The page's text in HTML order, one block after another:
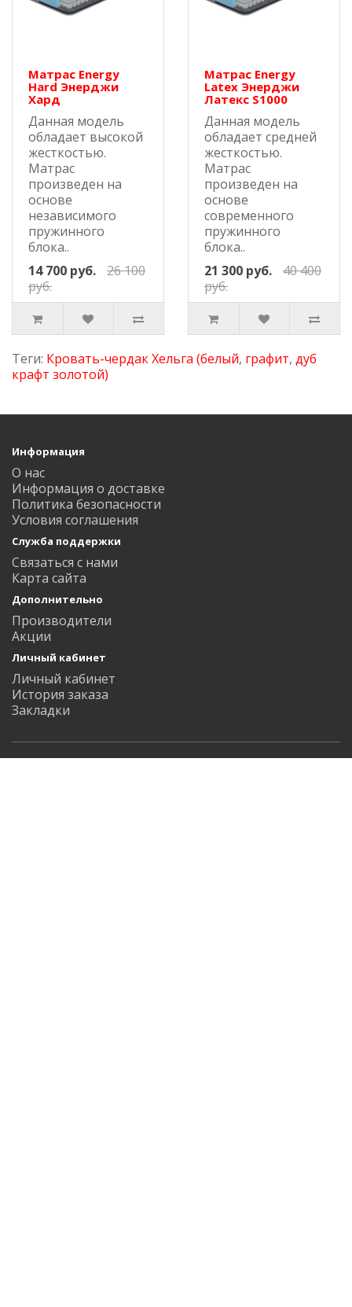
Матрас Energy
Hard Энерджи
Хард
Данная модель
обладает высокой
жесткостью.
Матрас
произведен на
основе
независимого
пружинного
блока..
14 700 руб.
26 100
руб.
Матрас Energy
Latex Энерджи
Латекс S1000
Данная модель
обладает средней
жесткостью.
Матрас
произведен на
основе
современного
пружинного
блока..
21 300 руб.
40 400
руб.
Теги: Кровать-чердак Хельга (белый, графит, дуб
крафт золотой)
Информация
О нас
Информация о доставке
Политика безопасности
Условия соглашения
Служба поддержки
Связаться с нами
Карта сайта
Дополнительно
Производители
Акции
Личный кабинет
Личный кабинет
История заказа
Закладки